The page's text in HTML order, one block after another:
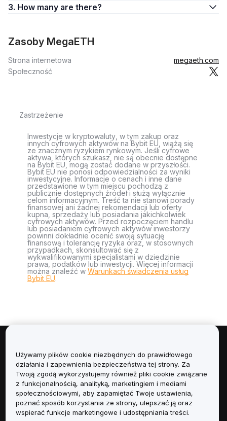
3. How many are there?
Zasoby MegaETH
Strona internetowa
megaeth.com
Społeczność
Zastrzeżenie
Inwestycje w kryptowaluty, w tym zakup oraz
innych cyfrowych aktywów na Bybit EU, wiążą się
ze znacznym ryzykiem rynkowym. Jeśli cyfrowe
aktywa, których szukasz, nie są obecnie dostępne
na Bybit EU, mogą zostać dodane w przyszłości.
Bybit EU nie ponosi odpowiedzialności za wyniki
inwestycyjne. Informacje o cenach i inne dane
przedstawione w tym miejscu pochodzą z
publicznie dostępnych źródeł i służą wyłącznie
celom informacyjnym. Treść ta nie stanowi porady
finansowej ani żadnej rekomendacji lub oferty
kupna, sprzedaży lub posiadania jakichkolwiek
cyfrowych aktywów. Przed rozpoczęciem handlu
lub posiadaniem cyfrowych aktywów inwestorzy
powinni dokładnie ocenić swoją sytuację
finansową i tolerancję ryzyka oraz, w stosownych
przypadkach, skonsultować się z
wykwalifikowanymi specjalistami w dziedzinie
prawa, podatków lub inwestycji. Więcej informacji
można znaleźć w Warunkach świadczenia usług
Bybit EU.
Informacje
Usługi
Obsługa Klienta
Używamy plików cookie niezbędnych do prawidłowego
działania i zapewnienia bezpieczeństwa tej strony. Za
Twoją zgodą wykorzystujemy również pliki cookie związane
z funkcjonalnością, analityką, marketingiem i mediami
społecznościowymi, aby zapamiętać Twoje ustawienia,
poznać sposób korzystania ze strony, ulepszać ją oraz
wspierać funkcje marketingowe i udostępniania treści.